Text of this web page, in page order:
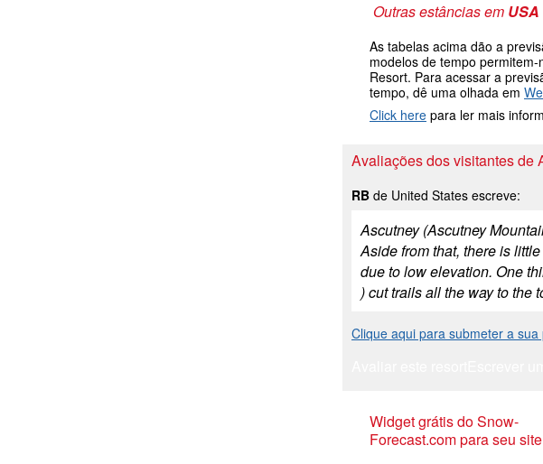
Outras estâncias em
As tabelas acima dão a
modelos de tempo
Resort. Para acessar a
tempo, dê uma olhada em
Click here para ler mais
Avaliações dos visitantes de
RB de United States escreve:
Ascutney (Ascutney
Aside from that, there is
due to low elevation. One
) cut trails all the way to the
Clique aqui para submeter a
Widget grátis do Snow-
Forecast.com para seu site